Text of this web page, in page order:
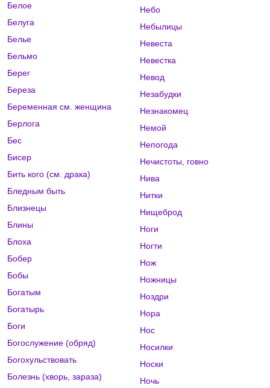
Белое
Белуга
Белье
Бельмо
Берег
Береза
Беременная см. женщина
Берлога
Бес
Бисер
Бить кого (см. драка)
Бледным быть
Близнецы
Блины
Блоха
Бобер
Бобы
Богатым
Богатырь
Боги
Богослужение (обряд)
Богохульствовать
Болезнь (хворь, зараза)
Небо
Небылицы
Невеста
Невестка
Невод
Незабудки
Незнакомец
Немой
Непогода
Нечистоты, говно
Нива
Нитки
Нищеброд
Ноги
Ногти
Нож
Ножницы
Ноздри
Нора
Нос
Носилки
Носки
Ночь